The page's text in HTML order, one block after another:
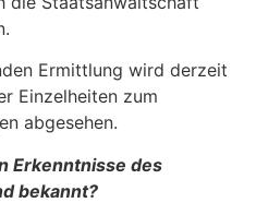
Ermittlung wird derzeit
Einzelheiten zum
abgesehen.
Erkenntnisse des
bekannt?